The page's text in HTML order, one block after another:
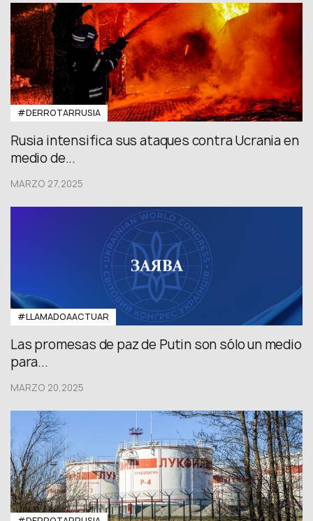
#DERROTARRUSIA
Rusia intensifica sus ataques contra Ucrania en
medio de...
MARZO 27,2025
#LLAMADOAACTUAR
Las promesas de paz de Putin son sólo un medio
para...
MARZO 20,2025